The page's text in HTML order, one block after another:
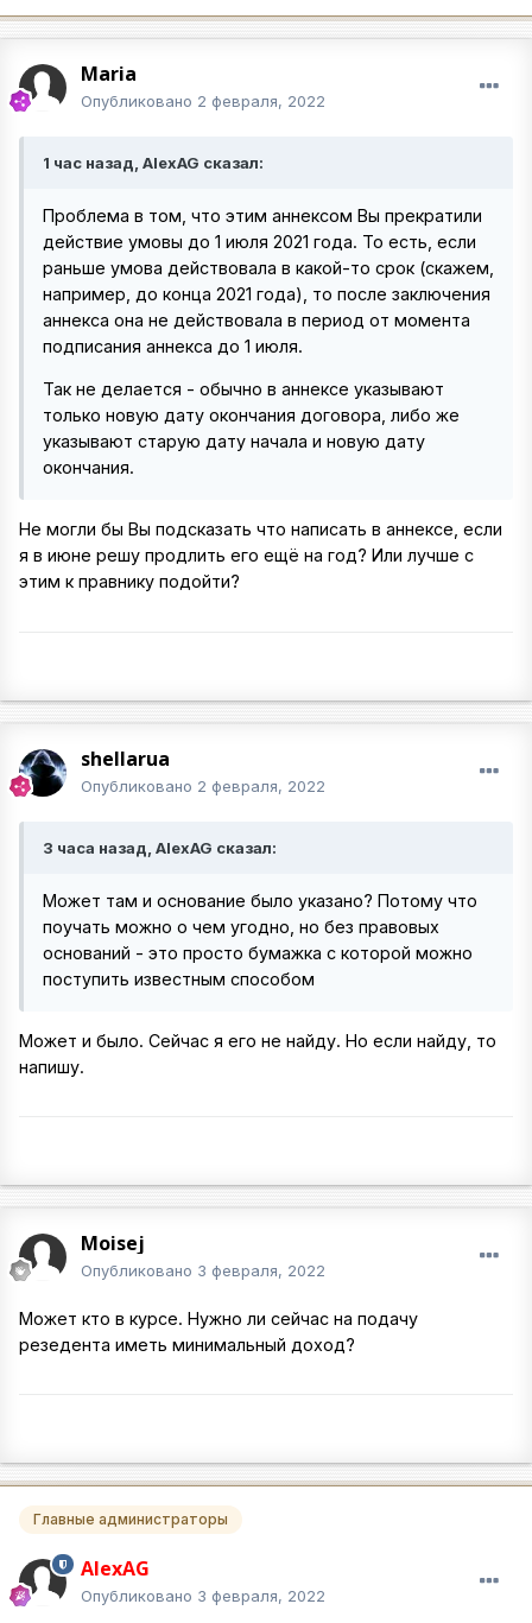
Maria
Опубликовано 2 февраля, 2022
1 час назад, AlexAG сказал:
Проблема в том, что этим аннексом Вы прекратили
действие умовы до 1 июля 2021 года. То есть, если
раньше умова действовала в какой-то срок (скажем,
например, до конца 2021 года), то после заключения
аннекса она не действовала в период от момента
подписания аннекса до 1 июля.
Так не делается - обычно в аннексе указывают
только новую дату окончания договора, либо же
указывают старую дату начала и новую дату
окончания.
Не могли бы Вы подсказать что написать в аннексе, если
я в июне решу продлить его ещё на год? Или лучше с
этим к правнику подойти?
shellarua
Опубликовано 2 февраля, 2022
3 часа назад, AlexAG сказал:
Может там и основание было указано? Потому что
поучать можно о чем угодно, но без правовых
оснований - это просто бумажка с которой можно
поступить известным способом
Может и было. Сейчас я его не найду. Но если найду, то
напишу.
Moisej
Опубликовано 3 февраля, 2022
Может кто в курсе. Нужно ли сейчас на подачу
резедента иметь минимальный доход?
Главные администраторы
AlexAG
Опубликовано 3 февраля, 2022